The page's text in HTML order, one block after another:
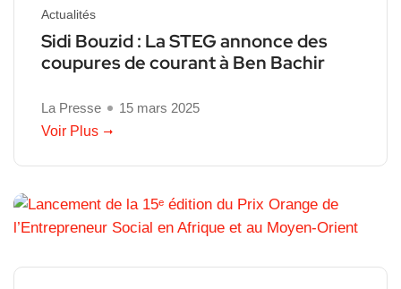
Actualités
Sidi Bouzid : La STEG annonce des
coupures de courant à Ben Bachir
La Presse
15 mars 2025
Voir Plus